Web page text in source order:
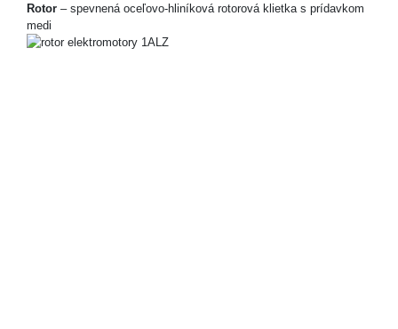
Rotor – spevnená oceľovo-hliníková rotorová klietka s prídavkom
medi